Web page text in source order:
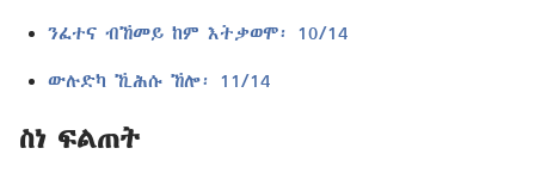
ንፈተና ብኸመይ ከም እትቃወሞ፡ 10/14
ውሉድካ ኺሕሱ ኸሎ፡ 11/14
ስነ ፍልጠት